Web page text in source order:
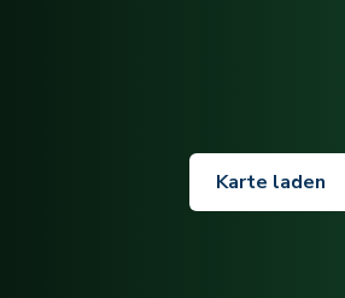
Karte laden